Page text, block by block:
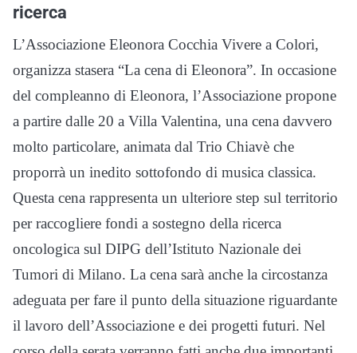
ricerca
L’Associazione Eleonora Cocchia Vivere a Colori,
organizza stasera “La cena di Eleonora”. In occasione
del compleanno di Eleonora, l’Associazione propone
a partire dalle 20 a Villa Valentina, una cena davvero
molto particolare, animata dal Trio Chiavè che
proporrà un inedito sottofondo di musica classica.
Questa cena rappresenta un ulteriore step sul territorio
per raccogliere fondi a sostegno della ricerca
oncologica sul DIPG dell’Istituto Nazionale dei
Tumori di Milano. La cena sarà anche la circostanza
adeguata per fare il punto della situazione riguardante
il lavoro dell’Associazione e dei progetti futuri. Nel